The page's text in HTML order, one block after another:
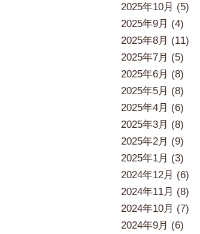
2025年10月 (5)
2025年9月 (4)
2025年8月 (11)
2025年7月 (5)
2025年6月 (8)
2025年5月 (8)
2025年4月 (6)
2025年3月 (8)
2025年2月 (9)
2025年1月 (3)
2024年12月 (6)
2024年11月 (8)
2024年10月 (7)
2024年9月 (6)